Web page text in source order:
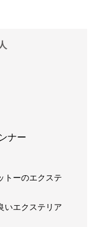
ナー
トーのエクステ
いエクステリア